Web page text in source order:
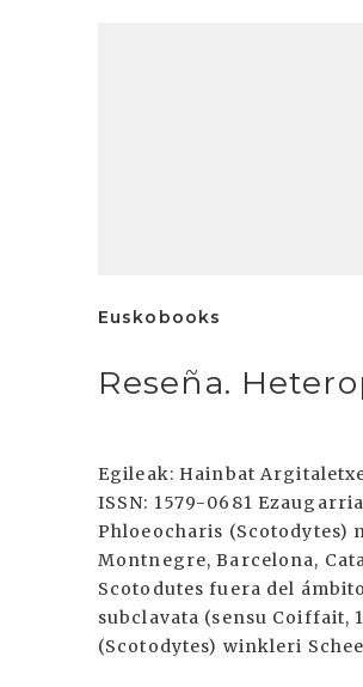
Euskobooks
Reseña.
Egileak: Hainbat
ISSN: 1579-0681
Phloeocharis (Scotodytes)
Montnegre, Barcelona,
Scotodutes fuera del
subclavata (sensu Coiffait,
(Scotodytes) winkleri